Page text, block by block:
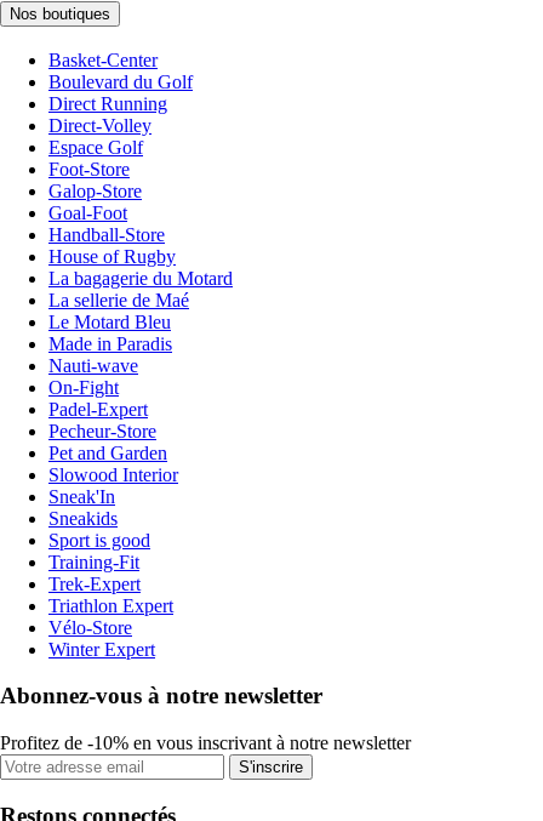
Nos boutiques
Basket-Center
Boulevard du Golf
Direct Running
Direct-Volley
Espace Golf
Foot-Store
Galop-Store
Goal-Foot
Handball-Store
House of Rugby
La bagagerie du Motard
La sellerie de Maé
Le Motard Bleu
Made in Paradis
Nauti-wave
On-Fight
Padel-Expert
Pecheur-Store
Pet and Garden
Slowood Interior
Sneak'In
Sneakids
Sport is good
Training-Fit
Trek-Expert
Triathlon Expert
Vélo-Store
Winter Expert
Abonnez-vous à notre newsletter
Profitez de -10% en vous inscrivant à notre newsletter
S'inscrire
Restons connectés